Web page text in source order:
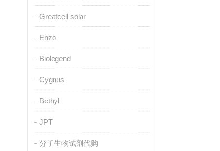
Greatcell solar
Enzo
Biolegend
Cygnus
Bethyl
JPT
分子生物试剂代购